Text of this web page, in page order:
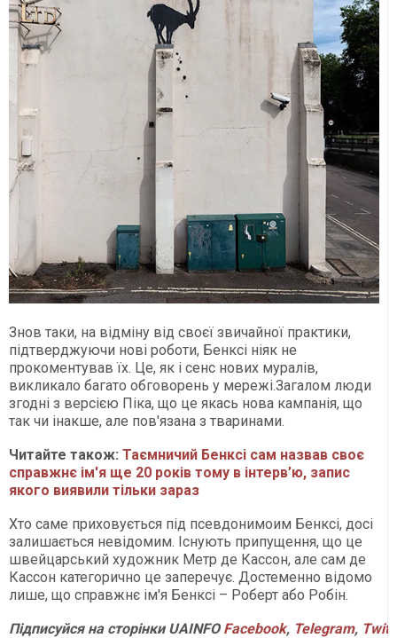
Знов таки, на відміну від своєї звичайної практики,
підтверджуючи нові роботи, Бенксі ніяк не
прокоментував їх. Це, як і сенс нових муралів,
викликало багато обговорень у мережі.Загалом люди
згодні з версією Піка, що це якась нова кампанія, що
так чи інакше, але пов'язана з тваринами.
Читайте також: Таємничий Бенксі сам назвав своє
справжнє ім'я ще 20 років тому в інтерв’ю, запис
якого виявили тільки зараз
Хто саме приховується під псевдонимоим Бенксі, досі
залишається невідомим. Існують припущення, що це
швейцарський художник Метр де Кассон, але сам де
Кассон категорично це заперечує. Достеменно відомо
лише, що справжнє ім'я Бенксі – Роберт або Робін.
Підписуйся на сторінки UAINFO Facebook, Telegram,